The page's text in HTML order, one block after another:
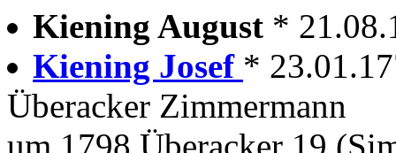
Kiening August *
Kiening Josef *
Überacker Zimmermann
um 1798 Überacker 19